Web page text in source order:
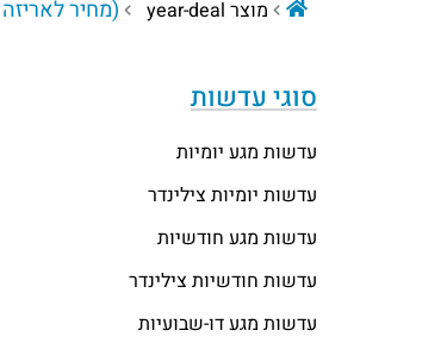
מוצר year-deal (מחיר לאריזה 300 ₪)
סוגי עדשות
עדשות מגע יומיות
עדשות יומיות צילינדר
עדשות מגע חודשיות
עדשות חודשיות צילינדר
עדשות מגע דו-שבועיות